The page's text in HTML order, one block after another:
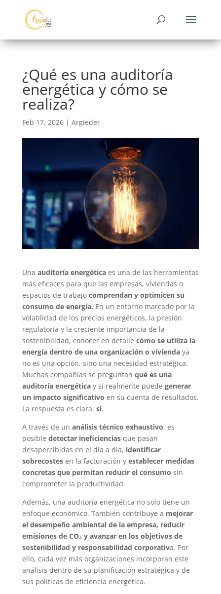
¿Qué es una auditoría
energética y cómo se
realiza?
Feb 17, 2026| Argieder
Una auditoría energéticaes una de las herramientas
más eficaces para que las empresas, viviendas o
espacios de trabajo comprendan y optimicen su
consumo de energía. En un entorno marcado por la
volatilidad de los precios energéticos, la presión
regulatoria y la creciente importancia de la
sostenibilidad, conocer en detalle cómo se utiliza la
energía dentro de una organización o viviendaya
no es una opción, sino una necesidad estratégica.
Muchas compañías se preguntan qué es una
auditoría energéticay si realmente puede generar
un impacto significativo en su cuenta de resultados.
La respuesta es clara: sí.
A través de un análisis técnico exhaustivo, es
posible detectar ineficienciasque pasan
desapercibidas en el día a día, identificar
sobrecostesen la facturación y establecer medidas
concretas que permitan reducir el consumo sin
comprometer la productividad.
Además, una auditoría energética no solo tiene un
enfoque económico. También contribuye a mejorar
el desempeño ambiental de la empresa, reducir
emisiones de CO₂ y avanzar en los objetivos de
sostenibilidad y responsabilidad corporativa. Por
ello, cada vez más organizaciones incorporan este
análisis dentro de su planificación estratégica y de
sus políticas de eficiencia energética.